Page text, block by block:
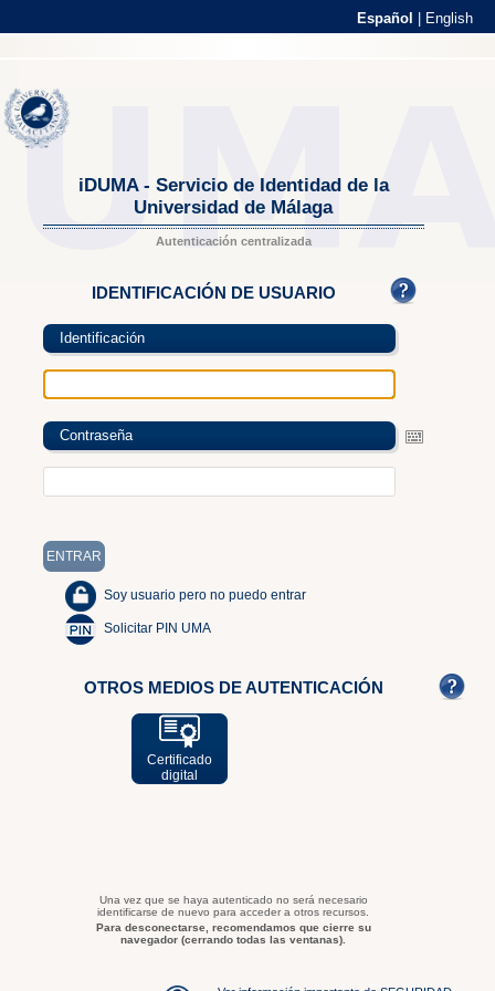
Español English
iDUMA - Servicio de Identidad de la
Universidad de Málaga
Autenticación centralizada
IDENTIFICACIÓN DE USUARIO
Identificación
Contraseña
Soy usuario pero no puedo entrar
Solicitar PIN UMA
OTROS MEDIOS DE AUTENTICACIÓN
Certificado
digital
Una vez que se haya autenticado no será necesario
identificarse de nuevo para acceder a otros recursos.
Para desconectarse, recomendamos que cierre su
navegador (cerrando todas las ventanas).